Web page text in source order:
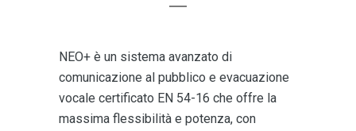
NEO+ è un sistema avanzato di
comunicazione al pubblico e evacuazione
vocale certificato EN 54-16 che offre la
massima flessibilità e potenza, con